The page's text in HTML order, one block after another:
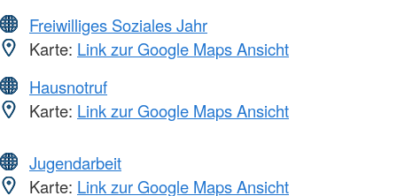
Freiwilliges Soziales Jahr
Karte: Link zur Google Maps Ansicht
Hausnotruf
Karte: Link zur Google Maps Ansicht
Jugendarbeit
Karte: Link zur Google Maps Ansicht